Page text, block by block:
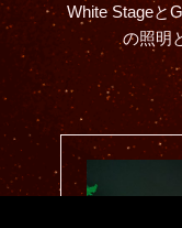
White Stageと
の照明